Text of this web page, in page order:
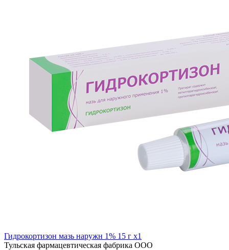
Гидрокортизон мазь наружн 1% 15 г x1
Тульская фармацевтическая фабрика ООО